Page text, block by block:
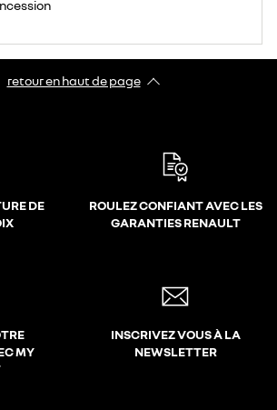
retour en haut de page​
DE
ROULEZ CONFIANT AVEC LES
GARANTIES RENAULT
MY
INSCRIVEZ VOUS À LA
NEWSLETTER